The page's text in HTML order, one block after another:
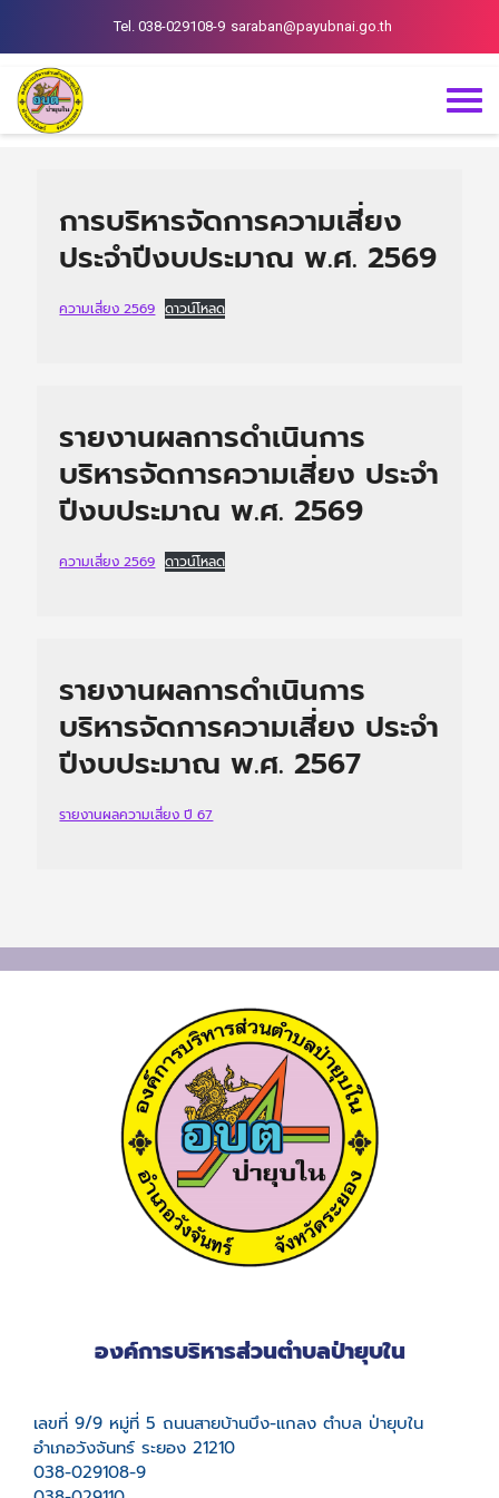
Tel. 038-029108-9 saraban@payubnai.go.th
การบริหารจัดการความเสี่ยง
ประจำปีงบประมาณ พ.ศ. 2569
ความเสี่ยง 2569 ดาวน์โหลด
รายงานผลการดำเนินการ
บริหารจัดการความเสี่ยง ประจำ
ปีงบประมาณ พ.ศ. 2569
ความเสี่ยง 2569 ดาวน์โหลด
รายงานผลการดำเนินการ
บริหารจัดการความเสี่ยง ประจำ
ปีงบประมาณ พ.ศ. 2567
รายงานผลความเสี่ยง ปี 67
องค์การบริหารส่วนตำบลป่ายุบใน
เลขที่ 9/9 หมู่ที่ 5 ถนนสายบ้านบึง-แกลง ตำบล ป่ายุบใน
อำเภอวังจันทร์ ระยอง 21210
038-029108-9